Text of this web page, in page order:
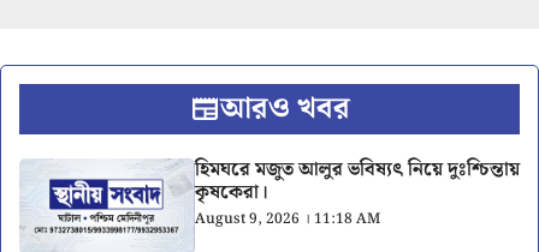
আরও খবর
হিমঘরে মজুত আলুর ভবিষ্যৎ নিয়ে দুঃশ্চিন্তায়
কৃষকেরা।
August 9, 2026 । 11:18 AM